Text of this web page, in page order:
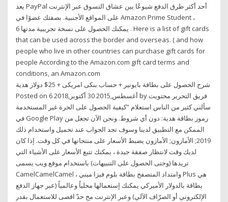
يعد PayPal أحد أكثر طرق الدفع شيوعًا بين عشاق التسوق عبر الإنترنت
على المواقع الأجنبية. بصفتك عضوًا في Amazon Prime Student ،
يمكنك الحصول على نسخة تجريبية مدتها 6 . Here is a list of gift cards
that can be used across the border and overseas. ( and how
people who live in other countries can purchase gift cards for
people According to the Amazon.com gift card terms and
conditions, an Amazon.com
شرح الحصول على بطاقة بايونير + حساب بنكى امريكى + 25$ دولار هدية
Posted on 6 أغسطس,2015 30 أكتوبر,2018 by فريق التحرير محتويت
سألني كثير من الناس استعلام “كيفية الحصول على الحرة غير المستخدمة
في Google Play رموز بطاقة هدية: دون أي شروط. ونحن الآن تجعل من
الممكن مع التطبيق لدينا وسوف تجد الجواب عند تحميل واستخدام ذلك
2019; الأمازون; الأمازون يضبط الأسعار على منتجاتها في كل وقت. إذا كان
لديك وقت لانتظار صفقة جيدة ، يمكنك تتبع الأسعار على الأشياء التي
تريدها (وحتى الحصول على التنبيهات) باستخدام موقع ويب يسمى
CamelCamelCamel ، وامتداد المتصفح بطاقة بلوم فيزا ميني Plus هي
بطاقة بالدولار الأميركي يمكنك إستعمالها محلياً وعالمياً (عبر جهاز الدفع
الإلكتروني أو الصرّاف الآلي) وعبر الإنترنت مح حدّ اقصى للاستعمال بقدر